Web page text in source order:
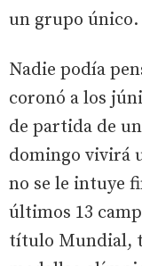
un grupo único.
Nadie podía
coronó a los
de partida de
domingo vivirá
no se le intuye
últimos 13
título Mundial,